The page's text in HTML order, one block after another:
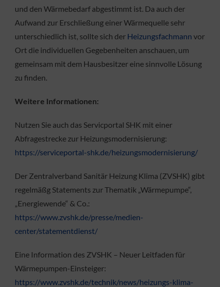
und den Wärmebedarf abgestimmt ist. Da auch der
Aufwand zur Erschließung einer Wärmequelle sehr
unterschiedlich ist, sollte sich der Heizungsfachmann vor
Ort die individuellen Gegebenheiten anschauen, um
gemeinsam mit dem Hausbesitzer eine sinnvolle Lösung
zu finden.
Weitere Informationen:
Nutzen Sie auch das Servicportal SHK mit einer
Abfragestrecke zur Heizungsmodernisierung:
https://serviceportal-shk.de/heizungsmodernisierung/
Der Zentralverband Sanitär Heizung Klima (ZVSHK) gibt
regelmäßg Statements zur Thematik „Wärmepumpe“,
„Energiewende“ & Co.:
https://www.zvshk.de/presse/medien-
center/statementdienst/
Eine Information des ZVSHK – Neuer Leitfaden für
Wärmepumpen-Einsteiger:
https://www.zvshk.de/technik/news/heizungs-klima-